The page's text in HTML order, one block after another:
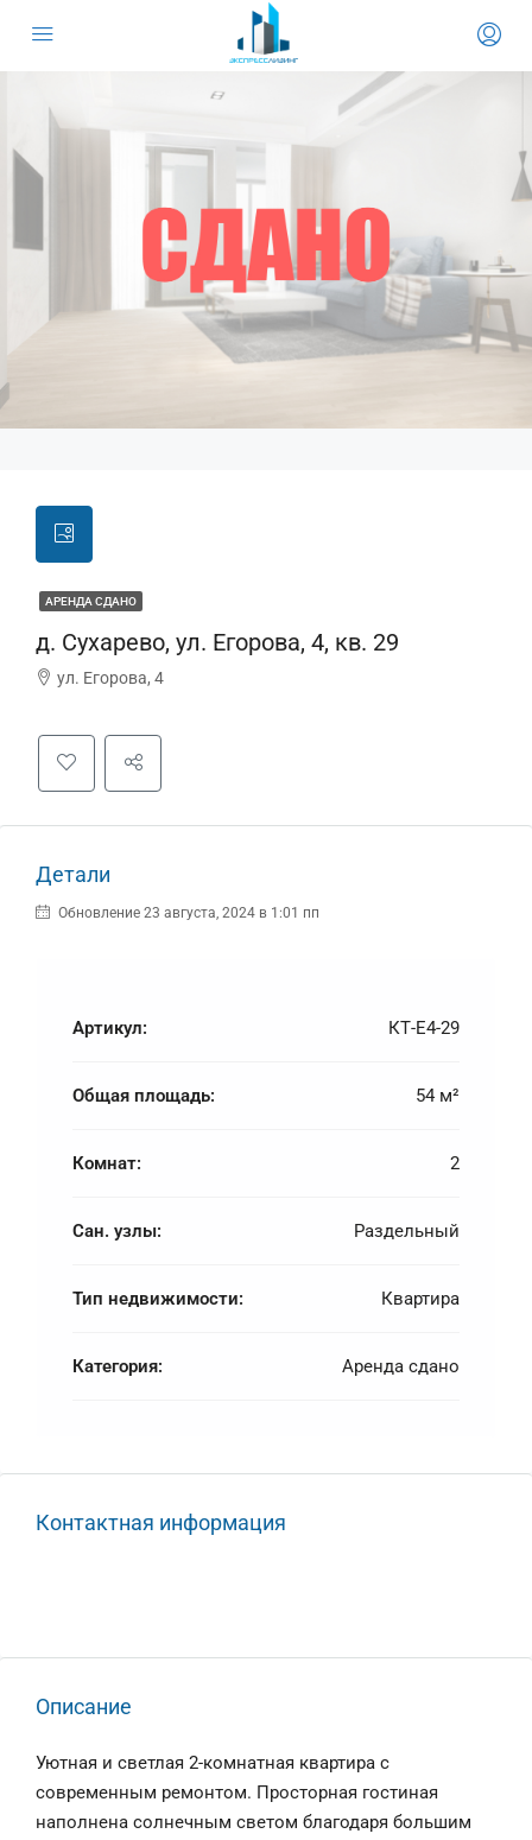
АРЕНДА СДАНО
д. Сухарево, ул. Егорова, 4, кв. 29
ул. Егорова, 4
Детали
Обновление 23 августа, 2024 в 1:01 пп
Артикул: КТ-Е4-29
Общая площадь: 54 м²
Комнат: 2
Сан. узлы: Раздельный
Тип недвижимости: Квартира
Категория: Аренда сдано
Контактная информация
Описание
Уютная и светлая 2-комнатная квартира с
современным ремонтом. Просторная гостиная
наполнена солнечным светом благодаря большим